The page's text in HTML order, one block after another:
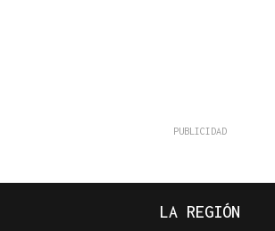
LA REGIÓN